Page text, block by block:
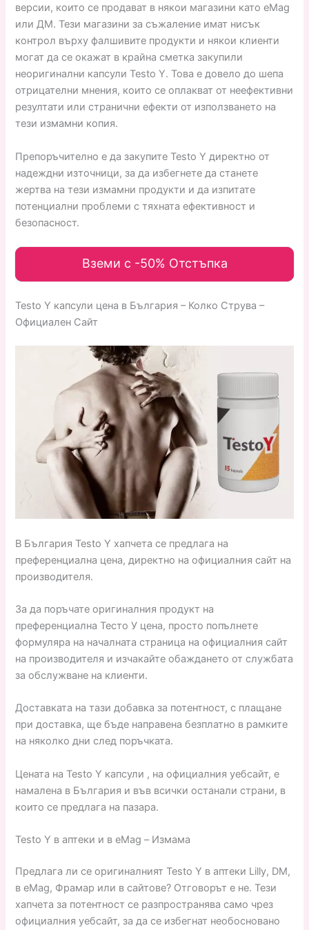
версии, които се продават в някои магазини като eMag
или ДМ. Тези магазини за съжаление имат нисък
контрол върху фалшивите продукти и някои клиенти
могат да се окажат в крайна сметка закупили
неоригинални капсули Testo Y. Това е довело до шепа
отрицателни мнения, които се оплакват от неефективни
резултати или странични ефекти от използването на
тези измамни копия.
Препоръчително е да закупите Testo Y директно от
надеждни източници, за да избегнете да станете
жертва на тези измамни продукти и да изпитате
потенциални проблеми с тяхната ефективност и
безопасност.
Вземи с -50% Отстъпка
Testo Y капсули цена в България – Колко Струва –
Официален Сайт
В България Testo Y хапчета се предлага на
преференциална цена, директно на официалния сайт на
производителя.
За да поръчате оригиналния продукт на
преференциална Тесто У цена, просто попълнете
формуляра на началната страница на официалния сайт
на производителя и изчакайте обаждането от службата
за обслужване на клиенти.
Доставката на тази добавка за потентност, с плащане
при доставка, ще бъде направена безплатно в рамките
на няколко дни след поръчката.
Цената на Testo Y капсули , на официалния уебсайт, е
намалена в България и във всички останали страни, в
които се предлага на пазара.
Testo Y в аптеки и в eMag – Измама
Предлага ли се оригиналният Testo Y в аптеки Lilly, DM,
в eMag, Фрамар или в сайтове? Отговорът е не. Тези
хапчета за потентност се разпространява само чрез
официалния уебсайт, за да се избегнат необосновано